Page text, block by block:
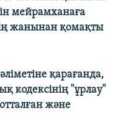
мейрамханаға
жанынан қомақты
қарағанда,
кодексінің "ұрлау"
және